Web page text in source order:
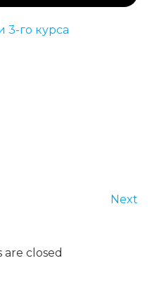
3-го курса
Next
are closed